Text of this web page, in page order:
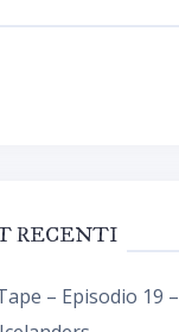
RECENTI
– Episodio 19 –